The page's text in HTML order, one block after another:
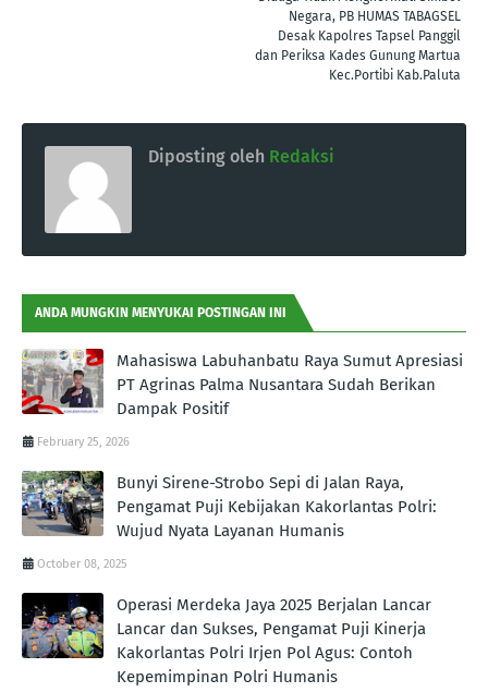
Negara, PB HUMAS TABAGSEL
Desak Kapolres Tapsel Panggil
dan Periksa Kades Gunung Martua
Kec.Portibi Kab.Paluta
Diposting oleh Redaksi
ANDA MUNGKIN MENYUKAI POSTINGAN INI
Mahasiswa Labuhanbatu Raya Sumut Apresiasi
PT Agrinas Palma Nusantara Sudah Berikan
Dampak Positif
February 25, 2026
Bunyi Sirene-Strobo Sepi di Jalan Raya,
Pengamat Puji Kebijakan Kakorlantas Polri:
Wujud Nyata Layanan Humanis
October 08, 2025
Operasi Merdeka Jaya 2025 Berjalan Lancar
Lancar dan Sukses, Pengamat Puji Kinerja
Kakorlantas Polri Irjen Pol Agus: Contoh
Kepemimpinan Polri Humanis